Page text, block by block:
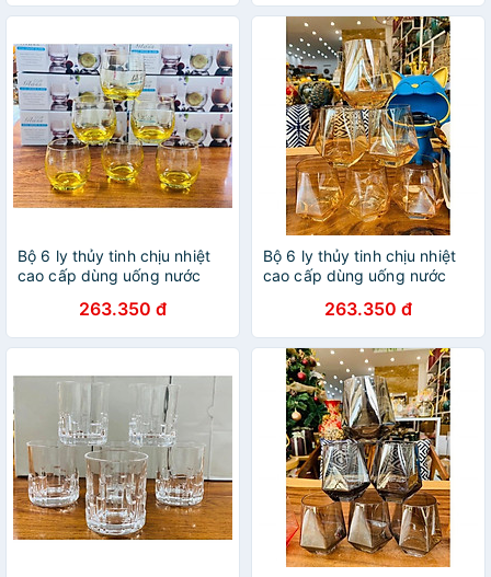
Bộ 6 ly thủy tinh chịu nhiệt
cao cấp dùng uống nước
vàng chanh263.350 đ
Bộ 6 ly thủy tinh chịu nhiệt
cao cấp dùng uống nước
cương vàng263.350 đ